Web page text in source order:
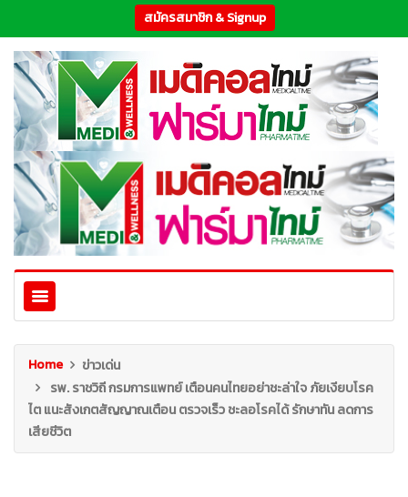
สมัครสมาชิก & Signup
Home
ข่าวเด่น
รพ. ราชวิถี กรมการแพทย์ เตือนคนไทยอย่าชะล่าใจ ภัยเงียบโรค
ไต แนะสังเกตสัญญาณเตือน ตรวจเร็ว ชะลอโรคได้ รักษาทัน ลดการ
เสียชีวิต